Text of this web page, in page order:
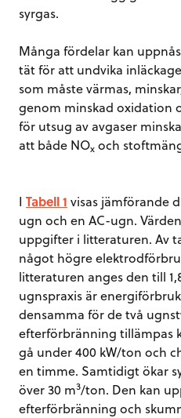
syrgas.
Många fördelar kan
tät för att undvika
som måste värmas,
genom minskad oxidation
för utsug av avgaser
att både NOx och
I Tabell 1 visas jämförande
ugn och en AC-ugn.
uppgifter i litteraturen. Av
något högre
litteraturen anges den till
ugnspraxis är
densamma för de två
efterförbränning tillämpas
gå under 400 kW/ton och
en timme. Samtidigt ökar
över 30 m3/ton. Den kan
efterförbränning och